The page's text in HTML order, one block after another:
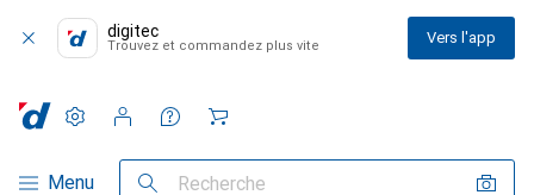
digitec
Trouvez et commandez plus vite Vers l'app
Navigation par catégorie
Menu Recherche
Paramètres
Compte client
Listes de comparaison
Listes d'envies
Panier